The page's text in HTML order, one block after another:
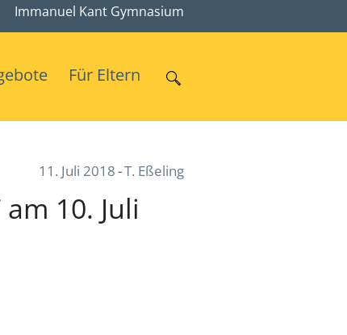
Immanuel Kant Gymnasium
Für Eltern
11. Juli 2018 T. Eßeling
10. Juli